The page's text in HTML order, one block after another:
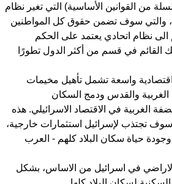
من القوانين الأساسية) التي تغير نظام
والتي سوف تضمن حقوق كل المواطنين
نظام اتحادي يعتمد على الحكم
القائم في قسم من أكثر الدول تطورًا
اقتصادية واسعة تشمل تأهيل مخيمات
الغربية والقدس ودمج السكان
الغربية في الاقتصاد الاسرائيلي. هذه
سوف تجتذب لإسرائيل استثمارات خارجية،
حياة سكان البلاد كلهم - العرب
الاراضي في اسرائيل من الاساس، بشكل